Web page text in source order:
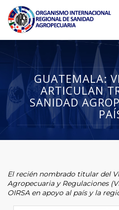
GUATEMALA:
ARTICULAN
SANIDAD
El recién nombrado titular del
Agropecuaria y Regulaciones
OIRSA en apoyo al país y la